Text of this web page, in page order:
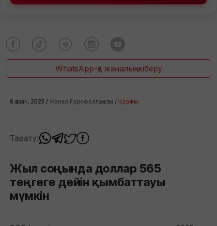
WhatsApp-қа жаңалық жіберу
8 қазан, 2025 / Жанар Ғарифоллақызы / Қаржы
Тарату:
Жыл соңында доллар 565
теңгеге дейін қымбаттауы
мүмкін